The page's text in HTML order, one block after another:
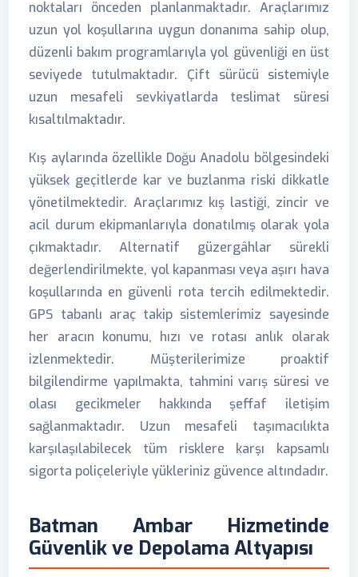
noktaları önceden planlanmaktadır. Araçlarımız
uzun yol koşullarına uygun donanıma sahip olup,
düzenli bakım programlarıyla yol güvenliği en üst
seviyede tutulmaktadır. Çift sürücü sistemiyle
uzun mesafeli sevkiyatlarda teslimat süresi
kısaltılmaktadır.
Kış aylarında özellikle Doğu Anadolu bölgesindeki
yüksek geçitlerde kar ve buzlanma riski dikkatle
yönetilmektedir. Araçlarımız kış lastiği, zincir ve
acil durum ekipmanlarıyla donatılmış olarak yola
çıkmaktadır. Alternatif güzergâhlar sürekli
değerlendirilmekte, yol kapanması veya aşırı hava
koşullarında en güvenli rota tercih edilmektedir.
GPS tabanlı araç takip sistemlerimiz sayesinde
her aracın konumu, hızı ve rotası anlık olarak
izlenmektedir. Müşterilerimize proaktif
bilgilendirme yapılmakta, tahmini varış süresi ve
olası gecikmeler hakkında şeffaf iletişim
sağlanmaktadır. Uzun mesafeli taşımacılıkta
karşılaşılabilecek tüm risklere karşı kapsamlı
sigorta poliçeleriyle yükleriniz güvence altındadır.
Batman Ambar Hizmetinde
Güvenlik ve Depolama Altyapısı